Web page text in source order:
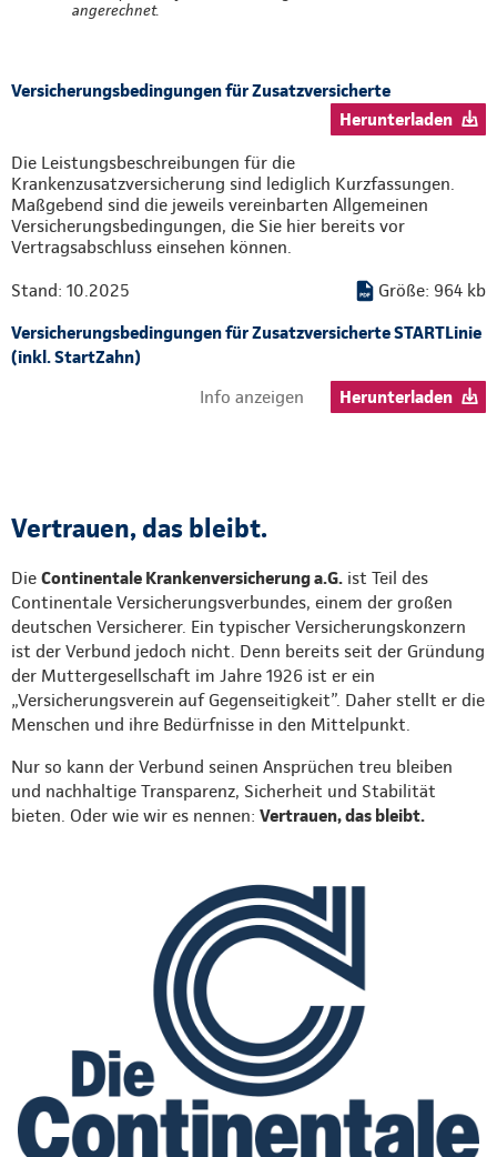
angerechnet.
Versicherungsbedingungen für Zusatzversicherte
Herunterladen
Die Leistungsbeschreibungen für die
Krankenzusatzversicherung sind lediglich Kurzfassungen.
Maßgebend sind die jeweils vereinbarten Allgemeinen
Versicherungsbedingungen, die Sie hier bereits vor
Vertragsabschluss einsehen können.
Stand: 10.2025
Größe: 964 kb
Versicherungsbedingungen für Zusatzversicherte STARTLinie
(inkl. StartZahn)
Info anzeigen
Herunterladen
Vertrauen, das bleibt.
Die Continentale Krankenversicherung a.G. ist Teil des
Continentale Versicherungsverbundes, einem der großen
deutschen Versicherer. Ein typischer Versicherungskonzern
ist der Verbund jedoch nicht. Denn bereits seit der Gründung
der Muttergesellschaft im Jahre 1926 ist er ein
„Versicherungsverein auf Gegenseitigkeit”. Daher stellt er die
Menschen und ihre Bedürfnisse in den Mittelpunkt.
Nur so kann der Verbund seinen Ansprüchen treu bleiben
und nachhaltige Transparenz, Sicherheit und Stabilität
bieten. Oder wie wir es nennen: Vertrauen, das bleibt.